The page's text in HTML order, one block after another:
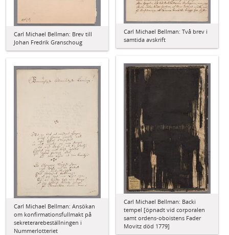
Carl Michael Bellman: Brev till
Johan Fredrik Granschoug
Carl Michael Bellman: Två brev i
samtida avskrift
Carl Michael Bellman: Backi
tempel [öpnadt vid corporalen
samt ordens-oboistens Fader
Movitz död 1779]
Carl Michael Bellman: Ansökan
om konfirmationsfullmakt på
sekreterarebeställningen i
Nummerlotteriet